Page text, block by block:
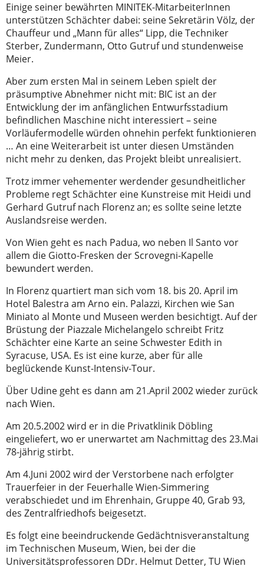
Einige seiner bewährten MINITEK-MitarbeiterInnen
unterstützen Schächter dabei: seine Sekretärin Völz, der
Chauffeur und „Mann für alles“ Lipp, die Techniker
Sterber, Zundermann, Otto Gutruf und stundenweise
Meier.
Aber zum ersten Mal in seinem Leben spielt der
präsumptive Abnehmer nicht mit: BIC ist an der
Entwicklung der im anfänglichen Entwurfsstadium
befindlichen Maschine nicht interessiert – seine
Vorläufermodelle würden ohnehin perfekt funktionieren
… An eine Weiterarbeit ist unter diesen Umständen
nicht mehr zu denken, das Projekt bleibt unrealisiert.
Trotz immer vehementer werdender gesundheitlicher
Probleme regt Schächter eine Kunstreise mit Heidi und
Gerhard Gutruf nach Florenz an; es sollte seine letzte
Auslandsreise werden.
Von Wien geht es nach Padua, wo neben Il Santo vor
allem die Giotto-Fresken der Scrovegni-Kapelle
bewundert werden.
In Florenz quartiert man sich vom 18. bis 20. April im
Hotel Balestra am Arno ein. Palazzi, Kirchen wie San
Miniato al Monte und Museen werden besichtigt. Auf der
Brüstung der Piazzale Michelangelo schreibt Fritz
Schächter eine Karte an seine Schwester Edith in
Syracuse, USA. Es ist eine kurze, aber für alle
beglückende Kunst-Intensiv-Tour.
Über Udine geht es dann am 21.April 2002 wieder zurück
nach Wien.
Am 20.5.2002 wird er in die Privatklinik Döbling
eingeliefert, wo er unerwartet am Nachmittag des 23.Mai
78-jährig stirbt.
Am 4.Juni 2002 wird der Verstorbene nach erfolgter
Trauerfeier in der Feuerhalle Wien-Simmering
verabschiedet und im Ehrenhain, Gruppe 40, Grab 93,
des Zentralfriedhofs beigesetzt.
Es folgt eine beeindruckende Gedächtnisveranstaltung
im Technischen Museum, Wien, bei der die
Universitätsprofessoren DDr. Helmut Detter, TU Wien